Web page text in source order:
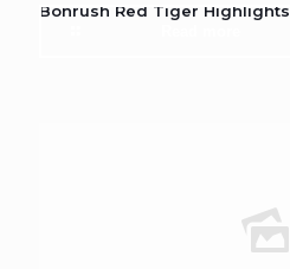
Bonrush Red Tiger Highlights